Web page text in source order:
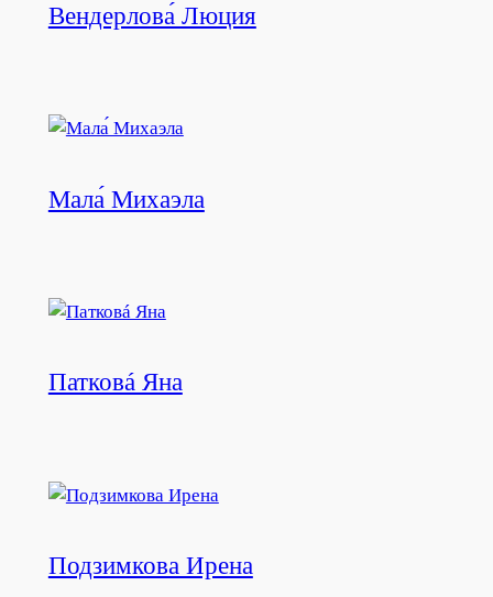
Вендерлова́ Люция
Мала́ Михаэла
Патковá Яна
Подзимкова Ирена